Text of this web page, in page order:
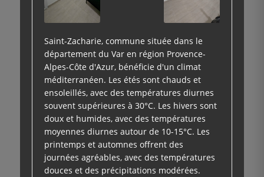
Saint-Zacharie, commune située dans le
département du Var en région Provence-
Alpes-Côte d'Azur, bénéficie d'un climat
méditerranéen. Les étés sont chauds et
ensoleillés, avec des températures diurnes
souvent supérieures à 30°C. Les hivers sont
doux et humides, avec des températures
moyennes diurnes autour de 10-15°C. Les
printemps et automnes offrent des
journées agréables, avec des températures
douces et des précipitations modérées.